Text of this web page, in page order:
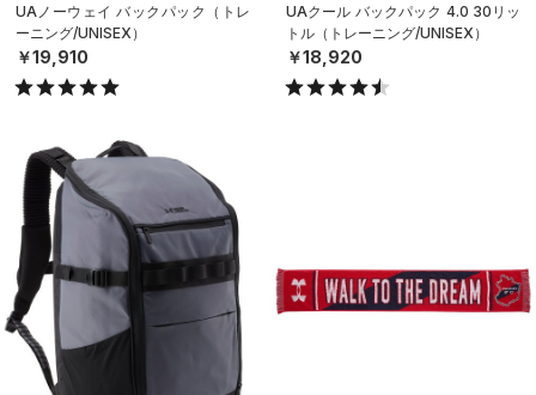
UAノーウェイ バックパック（トレ
ーニング/UNISEX）
￥19,910
UAクール バックパック 4.0 30リッ
トル（トレーニング/UNISEX）
￥18,920